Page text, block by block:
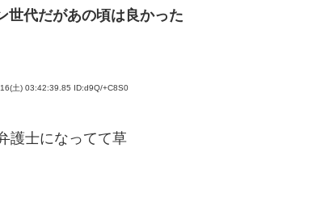
世代だがあの頃は良かった
土) 03:42:39.85 ID:d9Q/+C8S0
護士になってて草